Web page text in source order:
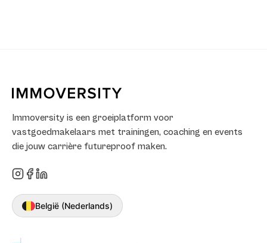
Immoversity is een groeiplatform voor
vastgoedmakelaars met trainingen, coaching en events
die jouw carrière futureproof maken.
België (Nederlands)